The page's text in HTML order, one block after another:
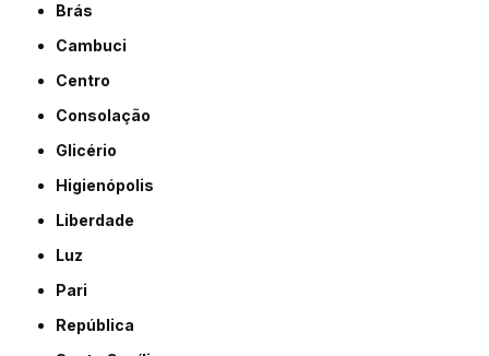
Brás
Cambuci
Centro
Consolação
Glicério
Higienópolis
Liberdade
Luz
Pari
República